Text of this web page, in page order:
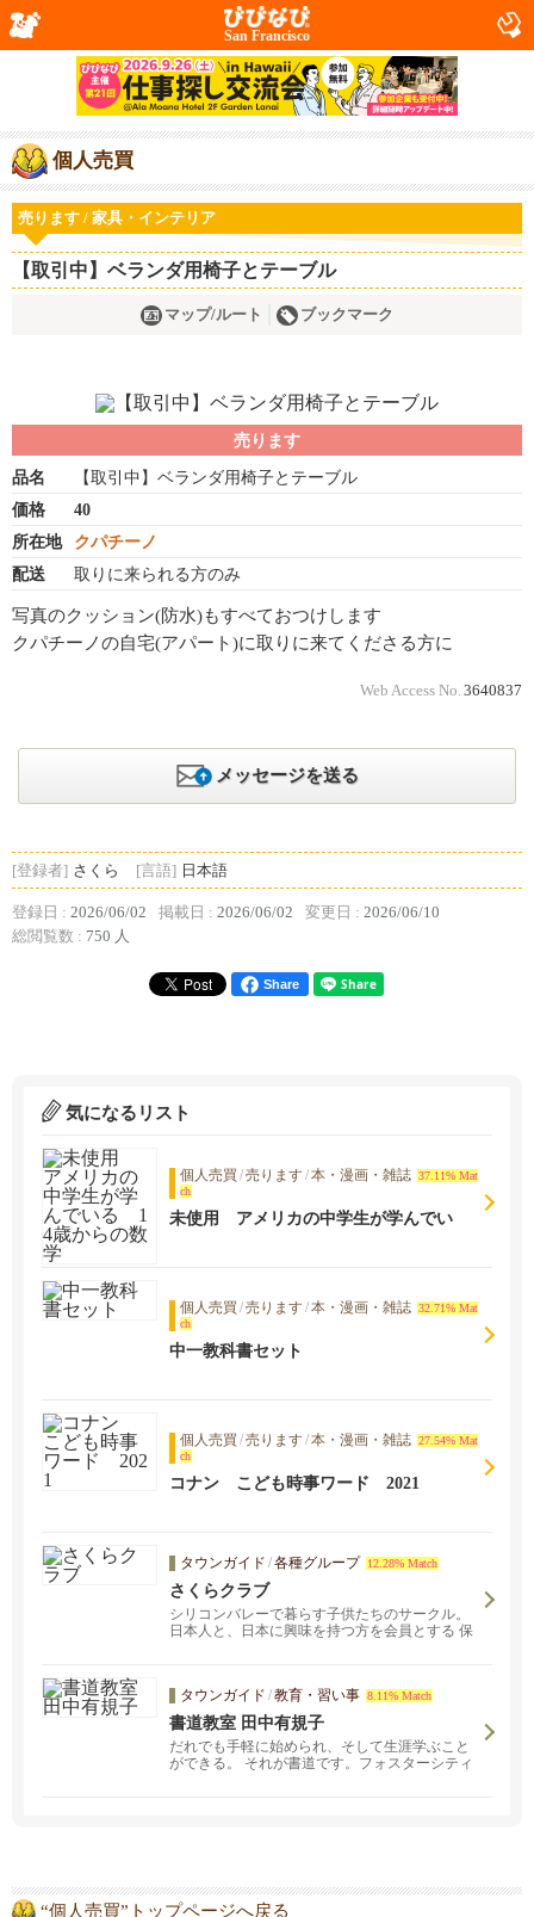
San Francisco
個人売買
売ります / 家具・インテリア
【取引中】ベランダ用椅子とテーブル
マップ/ルート ブックマーク
売ります
品名
【取引中】ベランダ用椅子とテーブル
価格
40
所在地
クパチーノ
配送
取りに来られる方のみ
写真のクッション(防水)もすべておつけします
クパチーノの自宅(アパート)に取りに来てくださる方に
Web Access No. 3640837
メッセージを送る
[登録者] さくら [言語] 日本語
登録日 : 2026/06/02 掲載日 : 2026/06/02 変更日 : 2026/06/10
総閲覧数 : 750 人
Share
気になるリスト
個人売買 /売ります/本・漫画・雑誌 37.11% Mat
ch
未使用 アメリカの中学生が学んでい
個人売買 /売ります/本・漫画・雑誌 32.71% Mat
ch
中一教科書セット
個人売買 /売ります/本・漫画・雑誌 27.54% Mat
ch
コナン こども時事ワード 2021
タウンガイド /各種グループ 12.28% Match
さくらクラブ
シリコンバレーで暮らす子供たちのサークル。
日本人と、日本に興味を持つ方を会員とする 保
タウンガイド /教育・習い事 8.11% Match
書道教室 田中有規子
だれでも手軽に始められ、そして生涯学ぶこと
ができる。 それが書道です。フォスターシティ
“個人売買”トップページへ戻る